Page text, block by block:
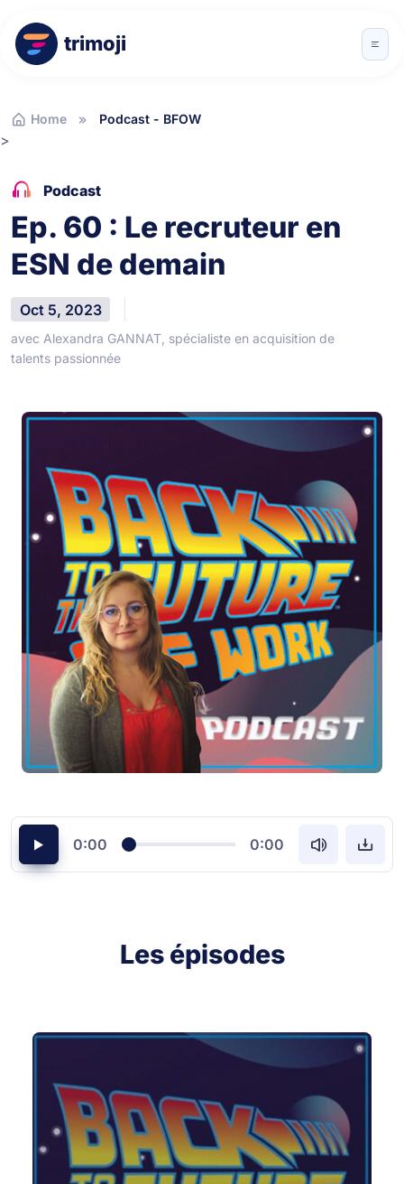
trimoji
Home Podcast - BFOW
>
Podcast
Ep. 60 : Le recruteur en
ESN de demain
Oct 5, 2023
avec Alexandra GANNAT, spécialiste en acquisition de
talents passionnée
0:00 0:00
Les épisodes